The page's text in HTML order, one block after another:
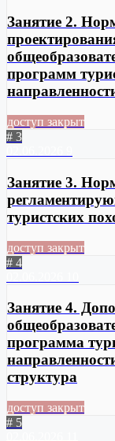
Занятие 2.
программ
доступ закрыт
# 3
Занятие 3.
туристских
доступ закрыт
# 4
Занятие 4.
программа
структура
доступ закрыт
# 5